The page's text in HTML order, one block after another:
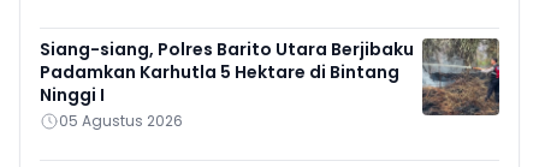
Siang-siang, Polres Barito Utara Berjibaku
Padamkan Karhutla 5 Hektare di Bintang
Ninggi I
05 Agustus 2026